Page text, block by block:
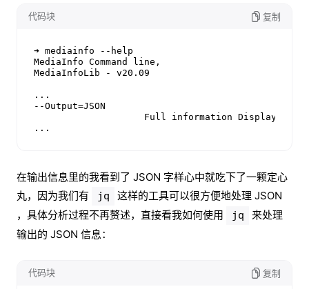
代码块 复制
➜ mediainfo --help
MediaInfo Command line,
MediaInfoLib - v20.09
...
--Output=JSON
Full information Display
...
在输出信息里的我看到了 JSON 字样心中就吃下了一颗定心
丸，因为我们有
jq
这样的工具可以很方便地处理 JSON
，具体分析过程不再赘述，直接看我如何使用
jq
来处理
输出的 JSON 信息：
代码块 复制